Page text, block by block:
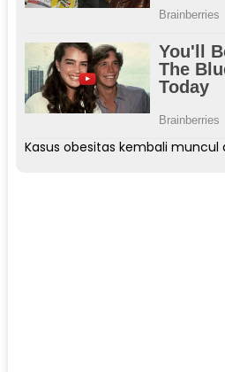
Kasus obesitas kembali muncul